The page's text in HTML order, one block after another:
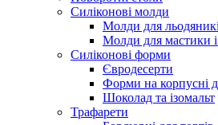
Силіконові молди
Молди для
Молди для мастики
Силіконові форми
Євродесерти
Форми на корпусні
Шоколад та ізомальт
Трафарети